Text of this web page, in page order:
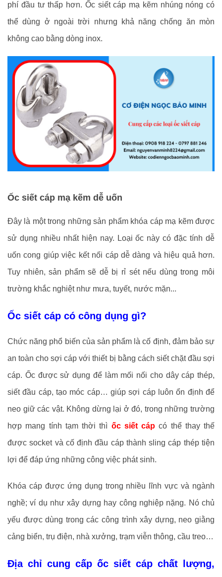
phí đầu tư thấp hơn. Ốc siết cáp mạ kẽm nhúng nóng có
thể dùng ở ngoài trời nhưng khả năng chống ăn mòn
không cao bằng dòng inox.
Ốc siết cáp mạ kẽm dễ uốn
Đây là một trong những sản phẩm khóa cáp mạ kẽm được
sử dụng nhiều nhất hiện nay. Loại ốc này có đặc tính dễ
uốn cong giúp việc kết nối cáp dễ dàng và hiệu quả hơn.
Tuy nhiên, sản phẩm sẽ dễ bị rỉ sét nếu dùng trong môi
trường khắc nghiệt như mưa, tuyết, nước mặn...
Ốc siết cáp có công dụng gì?
Chức năng phổ biến của sản phẩm là cố định, đảm bảo sự
an toàn cho sợi cáp với thiết bị bằng cách siết chặt đầu sợi
cáp. Ốc được sử dụng để làm mối nối cho dây cáp thép,
siết đầu cáp, tạo móc cáp… giúp sợi cáp luôn ổn định để
neo giữ các vật. Không dừng lại ở đó, trong những trường
hợp mang tính tạm thời thì ốc siết cáp có thể thay thế
được socket và cố định đầu cáp thành sling cáp thép tiện
lợi để đáp ứng những công việc phát sinh.
Khóa cáp được ứng dụng trong nhiều lĩnh vực và ngành
nghề; ví dụ như xây dựng hay công nghiệp nặng. Nó chủ
yếu được dùng trong các công trình xây dựng, neo giằng
cảng biển, trụ điện, nhà xưởng, trạm viễn thông, cầu treo…
Địa chỉ cung cấp ốc siết cáp chất lượng,